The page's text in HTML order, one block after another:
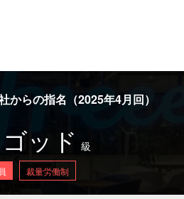
からの指名（2025年4月回）
ゴッド 級
裁量労働制